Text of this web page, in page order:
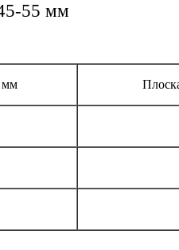
55 мм
мм